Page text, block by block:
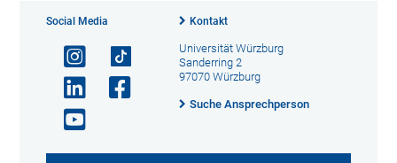
Social Media Kontakt
Universität Würzburg
Sanderring 2
97070 Würzburg
Suche Ansprechperson